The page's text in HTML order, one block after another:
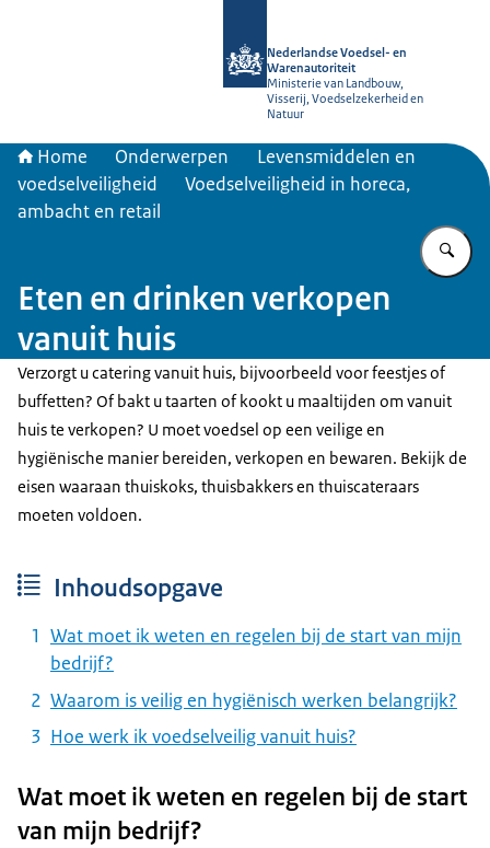
Nederlandse Voedsel- en
Warenautoriteit
Ministerie van Landbouw,
Visserij, Voedselzekerheid en
Natuur
Home Onderwerpen
Levensmiddelen en
voedselveiligheid
Voedselveiligheid in horeca,
ambacht en retail
Eten en drinken verkopen
vanuit huis
Verzorgt u catering vanuit huis, bijvoorbeeld voor feestjes of
buffetten? Of bakt u taarten of kookt u maaltijden om vanuit
huis te verkopen? U moet voedsel op een veilige en
hygiënische manier bereiden, verkopen en bewaren. Bekijk de
eisen waaraan thuiskoks, thuisbakkers en thuiscateraars
moeten voldoen.
Inhoudsopgave
Wat moet ik weten en regelen bij de start van mijn
bedrijf?
Waarom is veilig en hygiënisch werken belangrijk?
Hoe werk ik voedselveilig vanuit huis?
Wat moet ik weten en regelen bij de start
van mijn bedrijf?